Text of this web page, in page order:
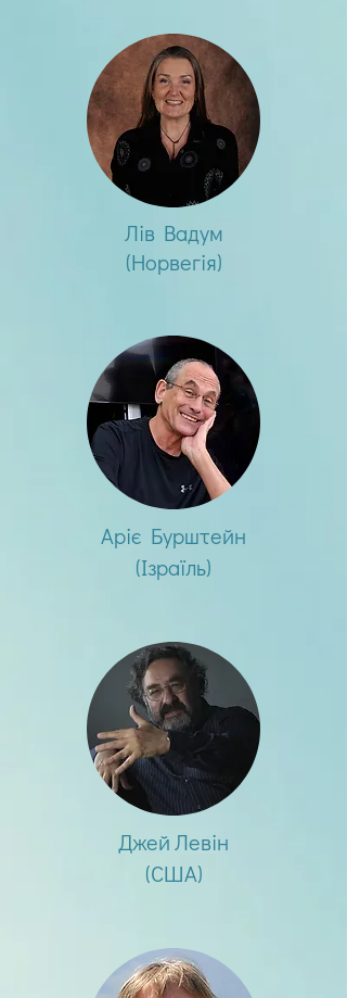
Лів Вадум
(Норвегія)
Аріє Бурштейн
(Ізраїль)
Джей Левін
(США)